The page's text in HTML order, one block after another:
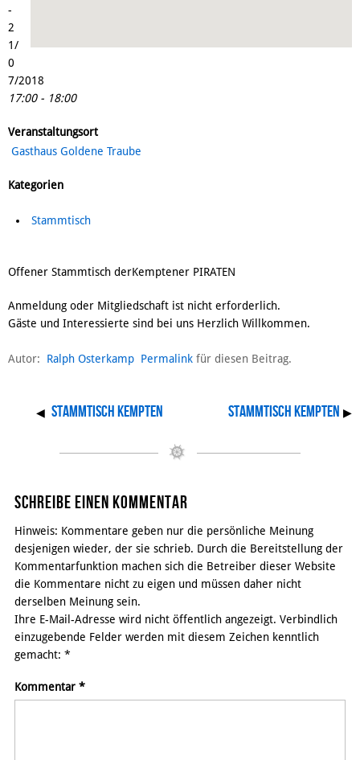
-
2
1/
0
7/2018
17:00 - 18:00
Veranstaltungsort
Gasthaus Goldene Traube
Kategorien
Stammtisch
Offener Stammtisch derKemptener PIRATEN
Anmeldung oder Mitgliedschaft ist nicht erforderlich.
Gäste und Interessierte sind bei uns Herzlich Willkommen.
Autor: Ralph Osterkamp Permalink für diesen Beitrag.
◀ Stammtisch Kempten Stammtisch Kempten ▶
Schreibe einen Kommentar
Hinweis: Kommentare geben nur die persönliche Meinung
desjenigen wieder, der sie schrieb. Durch die Bereitstellung der
Kommentarfunktion machen sich die Betreiber dieser Website
die Kommentare nicht zu eigen und müssen daher nicht
derselben Meinung sein.
Ihre E-Mail-Adresse wird nicht öffentlich angezeigt. Verbindlich
einzugebende Felder werden mit diesem Zeichen kenntlich
gemacht: *
Kommentar *